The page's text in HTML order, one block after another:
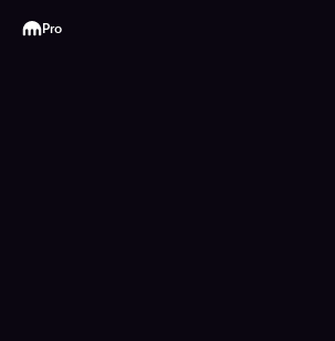
Kraken
Pro